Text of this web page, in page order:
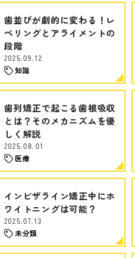
歯並びが劇的に変わる！レ
ベリングとアライメントの
段階
2025.09.12
知識
歯列矯正で起こる歯根吸収
とは？そのメカニズムを優
しく解説
2025.08.01
医療
インビザライン矯正中にホ
ワイトニングは可能？
2025.07.13
未分類